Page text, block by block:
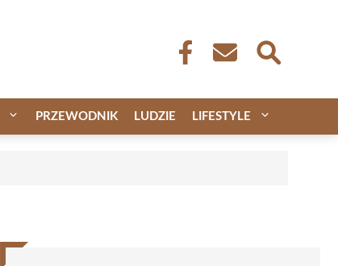
PRZEWODNIK LUDZIE LIFESTYLE